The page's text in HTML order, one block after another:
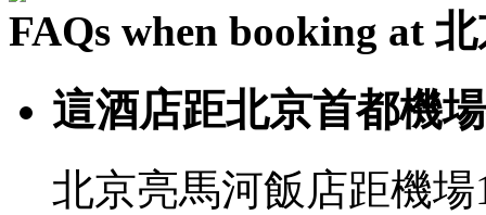
FAQs when booking at
這酒店距北京首都機
北京亮馬河飯店距機場